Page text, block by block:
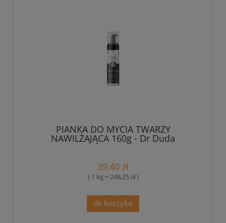
PIANKA DO MYCIA TWARZY
NAWILŻAJĄCA 160g - Dr Duda
39,40 zł
( 1 kg = 246,25 zł )
do koszyka